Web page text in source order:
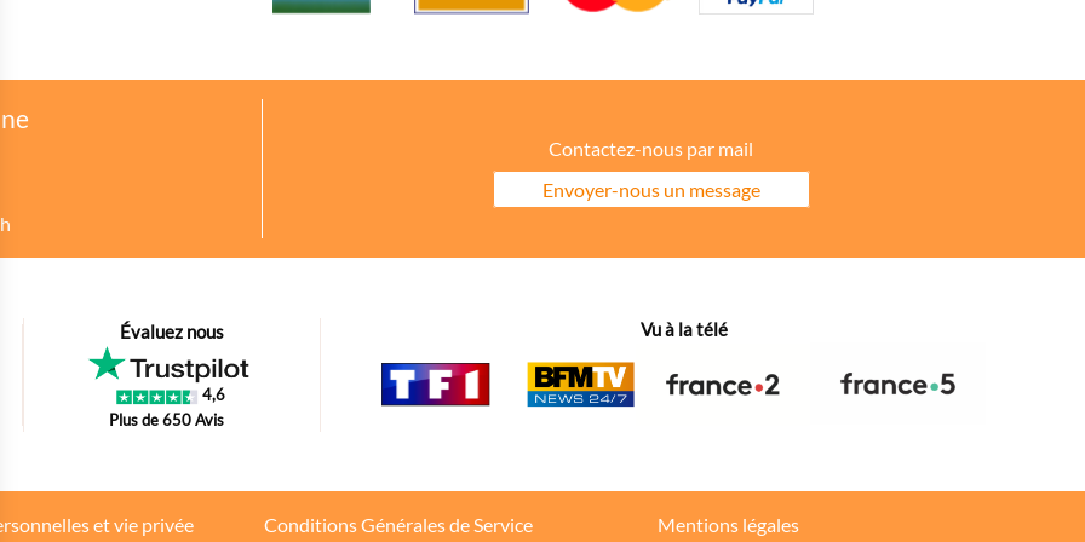
Contactez-nous par mail
Envoyer-nous un message
Évaluez nous
4,6
Plus de 650 Avis
Vu à la télé
et vie privée Conditions Générales de Service Mentions légales
bout de code que nous fourni Facebook nous permet de poursuivre nos échanges dans votre fil d’actualité.
s'il y a des conversions.